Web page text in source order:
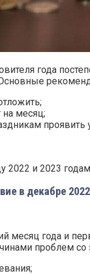
года
месяц;
проявить
2022 и 2023
в декабре 2022
месяц года и
проблем со